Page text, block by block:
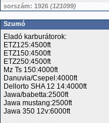
sorszám: 1926 (121099)
Szumó
Eladó karburátorok:
ETZ125:4500ft
ETZ150:4500ft
ETZ250:4500ft
Mz Ts 150:4000ft
Danuvia/Csepel:4000ft
Dellorto SHA 12 14:4000ft
Jawa/babetta:2500ft
Jawa mustang:2500ft
Jawa 350 12v:6000ft